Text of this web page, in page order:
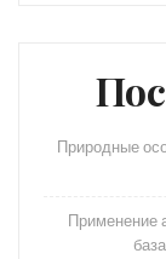
Природные
Применение